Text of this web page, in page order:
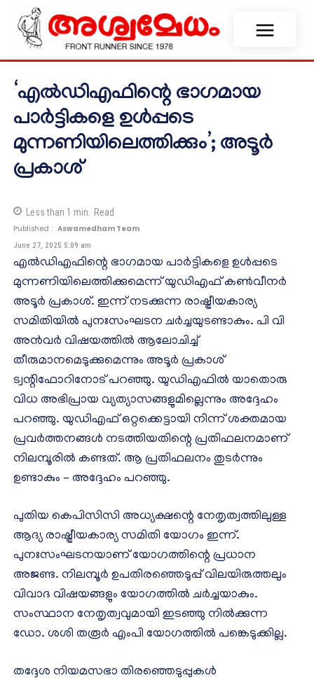
‘എല്‍ഡിഎഫിന്റെ ഭാഗമായ
പാര്‍ട്ടികളെ ഉള്‍പ്പടെ
മുന്നണിയിലെത്തിക്കും’; അടൂര്‍
പ്രകാശ്
Less than 1 min. Read
Published : Aswamedham Team
June 27, 2025 5:09 am
എല്‍ഡിഎഫിന്റെ ഭാഗമായ പാര്‍ട്ടികളെ ഉള്‍പ്പടെ
മുന്നണിയിലെത്തിക്കുമെന്ന് യുഡിഎഫ് കണ്‍വീനര്‍
അടൂര്‍ പ്രകാശ്. ഇന്ന് നടക്കുന്ന രാഷ്ട്രീയകാര്യ
സമിതിയില്‍ പുനഃസംഘടന ചര്‍ച്ചയുടണ്ടാകും. പി വി
അന്‍വര്‍ വിഷയത്തില്‍ ആലോചിച്ച്
തീരുമാനമെടുക്കുമെന്നും അടൂര്‍ പ്രകാശ്
ട്വന്റിഫോറിനോട് പറഞ്ഞു. യുഡിഎഫില്‍ യാതൊരു
വിധ അഭിപ്രായ വ്യത്യാസങ്ങളുമില്ലെന്നും അദ്ദേഹം
പറഞ്ഞു. യുഡിഎഫ് ഒറ്റക്കെട്ടായി നിന്ന് ശക്തമായ
പ്രവര്‍ത്തനങ്ങള്‍ നടത്തിയതിന്റെ പ്രതിഫലനമാണ്
നിലമ്പൂരില്‍ കണ്ടത്. ആ പ്രതിഫലനം തുടര്‍ന്നും
ഉണ്ടാകും – അദ്ദേഹം പറഞ്ഞു.
പുതിയ കെപിസിസി അധ്യക്ഷന്റെ നേതൃത്വത്തിലുള്ള
ആദ്യ രാഷ്ട്രീയകാര്യ സമിതി യോഗം ഇന്ന്.
പുനഃസംഘടനയാണ് യോഗത്തിന്റെ പ്രധാന
അജണ്ട. നിലമ്പൂര്‍ ഉപതിരഞ്ഞെടുപ്പ് വിലയിരുത്തലും
വിവാദ വിഷയങ്ങളും യോഗത്തില്‍ ചര്‍ച്ചയാകും.
സംസ്ഥാന നേതൃത്വവുമായി ഇടഞ്ഞു നില്‍ക്കുന്ന
ഡോ. ശശി തരൂര്‍ എംപി യോഗത്തില്‍ പങ്കെടുക്കില്ല.
തദ്ദേശ നിയമസഭാ തിരഞ്ഞെടുപ്പുകള്‍